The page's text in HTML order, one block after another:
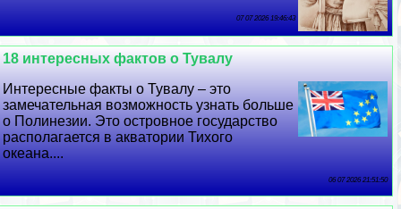
07 07 2026 19:46:43
18 интересных фактов о Тувалу
Интересные факты о Тувалу – это
замечательная возможность узнать больше
о Полинезии. Это островное государство
располагается в акватории Тихого
океана....
06 07 2026 21:51:50